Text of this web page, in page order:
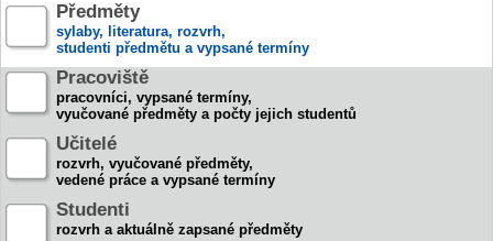
Předměty
sylaby, literatura, rozvrh,
studenti předmětu a vypsané termíny
Pracoviště
pracovníci, vypsané termíny,
vyučované předměty a počty jejich studentů
Učitelé
rozvrh, vyučované předměty,
vedené práce a vypsané termíny
Studenti
rozvrh a aktuálně zapsané předměty